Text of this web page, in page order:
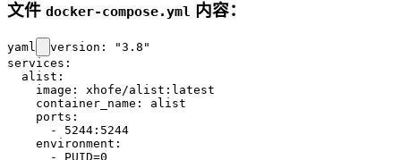
文件 docker-compose.yml 内容：
yaml
version: "3.8"
services:
  alist:
    image: xhofe/alist:latest
    container_name: alist
    ports:
      - 5244:5244
    environment:
      - PUID=0